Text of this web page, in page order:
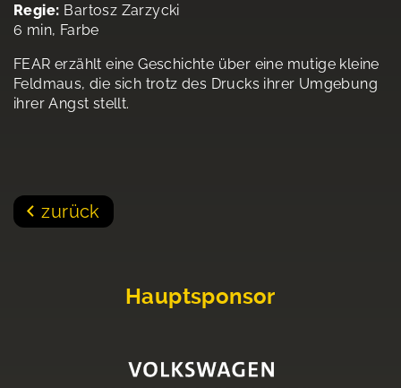
Regie: Bartosz Zarzycki
6 min, Farbe
FEAR erzählt eine Geschichte über eine mutige kleine
Feldmaus, die sich trotz des Drucks ihrer Umgebung
ihrer Angst stellt.
zurück
Hauptsponsor